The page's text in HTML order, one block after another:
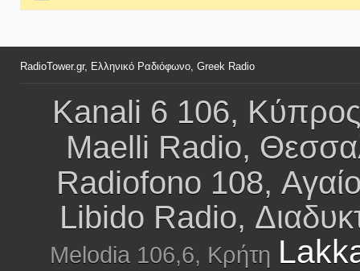
RadioTower.gr, Ελληνικό Ραδιόφωνο, Greek Radio
Kanali 6 106, Κύπρος
Maelli Radio,
Radiofono 108,
Libido Radio,
Melodia 106,6, Κρήτη